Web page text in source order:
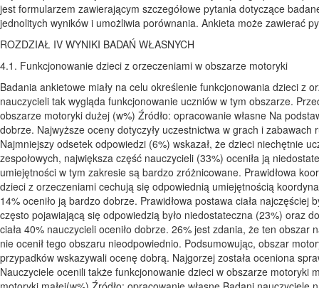
jest formularzem zawierającym szczegółowe pytania dotyczące
jednolitych wyników i umożliwia porównania. Ankieta może zawierać
ROZDZIAŁ IV WYNIKI BADAŃ WŁASNYCH
4.1. Funkcjonowanie dzieci z orzeczeniami w obszarze motoryki
Badania ankietowe miały na celu określenie funkcjonowania dzieci z
nauczycieli tak wygląda funkcjonowanie uczniów w tym obszarze.
obszarze motoryki dużej (w%) Źródło: opracowanie własne Na
dobrze. Najwyższe oceny dotyczyły uczestnictwa w grach i
Najmniejszy odsetek odpowiedzi (6%) wskazał, że dzieci niechętnie
zespołowych, największa część nauczycieli (33%) oceniła ją
umiejętności w tym zakresie są bardzo zróżnicowane. Prawidłowa
dzieci z orzeczeniami cechują się odpowiednią umiejętnością
14% oceniło ją bardzo dobrze. Prawidłowa postawa ciała
często pojawiającą się odpowiedzią było niedostateczna (23%) oraz
ciała 40% nauczycieli oceniło dobrze. 26% jest zdania, że ten
nie ocenił tego obszaru nieodpowiednio. Podsumowując, obszar
przypadków wskazywali ocenę dobrą. Najgorzej została oceniona
Nauczyciele ocenili także funkcjonowanie dzieci w obszarze motoryki